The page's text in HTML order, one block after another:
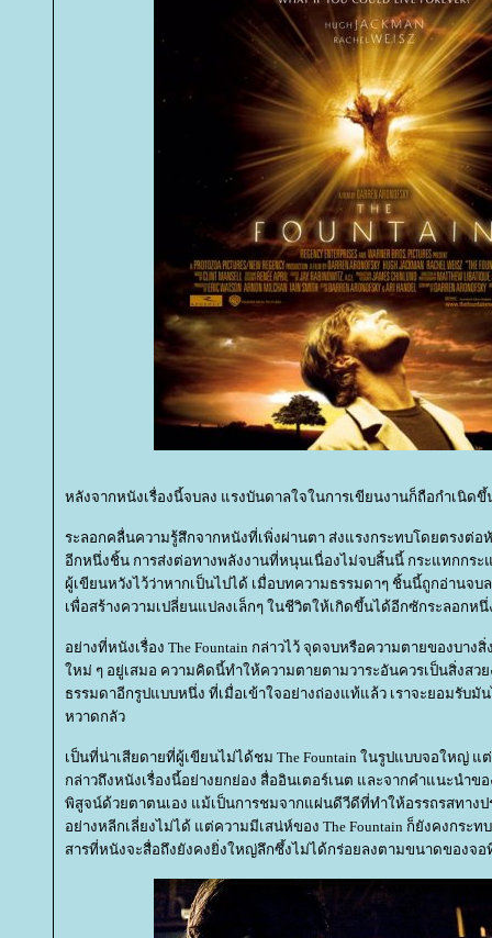
หลังจากหนังเรื่องนี้จบลง แรงบันดาลใจในการเขียนงานก็ถือกำเนิดขึ้
ระลอกคลื่นความรู้สึกจากหนังที่เพิ่งผ่านตา ส่งแรงกระทบโดยตรงต่อ
อีกหนึ่งชิ้น การส่งต่อทางพลังงานที่หนุนเนื่องไม่จบสิ้นนี้ กระแทกกร
ผู้เขียนหวังไว้ว่าหากเป็นไปได้ เมื่อบทความธรรมดาๆ ชิ้นนี้ถูกอ่านจ
เพื่อสร้างความเปลี่ยนแปลงเล็กๆ ในชีวิตให้เกิดขึ้นได้อีกซักระลอกหนึ่
อย่างที่หนังเรื่อง The Fountain กล่าวไว้ จุดจบหรือความตายของบาง
หม่ ๆ อยู่เสมอ ความคิดนี้ทำให้ความตายตามวาระอันควรเป็นสิ่งสว
ธรรมดาอีกรูปแบบหนึ่ง ที่เมื่อเข้าใจอย่างถ่องแท้แล้ว เราจะยอมรับ
หวาดกลัว
เป็นที่น่าเสียดายที่ผู้เขียนไม่ได้ชม The Fountain ในรูปแบบจอใหญ่ แ
กล่าวถึงหนังเรื่องนี้อย่างยกย่อง สื่ออินเตอร์เนต และจากคำแนะนำ
พิสูจน์ด้วยตาตนเอง แม้เป็นการชมจากแผ่นดีวีดีที่ทำให้อรรถรสทาง
อย่างหลีกเลี่ยงไม่ได้ แต่ความมีเสน่ห์ของ The Fountain ก็ยังคงกระท
สารที่หนังจะสื่อถึงยังคงยิ่งใหญ่ลึกซึ้งไม่ได้กร่อยลงตามขนาดของจอ